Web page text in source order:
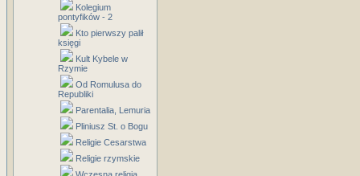
Kolegium
pontyfików - 2
Kto pierwszy palił
księgi
Kult Kybele w
Rzymie
Od Romulusa do
Republiki
Parentalia, Lemuria
Pliniusz St. o Bogu
Religie Cesarstwa
Religie rzymskie